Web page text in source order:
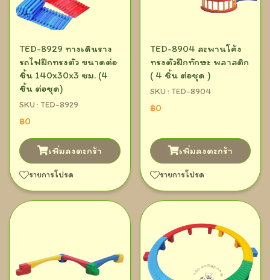
TED-8929 ทางเดินราง
รถไฟฝึกทรงตัว ขนาดต่อ
ชิ้น 140x30x3 ซม. (4
ชิ้น ต่อชุด)
SKU : TED-8929
฿0
เพิ่มลงตะกร้า
รายการโปรด
TED-8904 สะพานโค้ง
ทรงตัวฝึกทักษะ พลาสติก
( 4 ชิ้น ต่อชุด )
SKU : TED-8904
฿0
เพิ่มลงตะกร้า
รายการโปรด